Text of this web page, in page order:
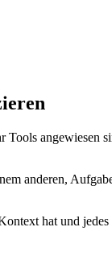
Tools angewiesen
anderen,
hat und